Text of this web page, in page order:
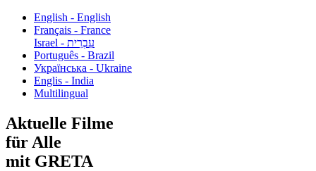
English - English
Français - France
עִבְרִית - Israel
Português - Brazil
Українська - Ukraine
Englis - India
Multilingual
Aktuelle Filme
für Alle
mit GRETA